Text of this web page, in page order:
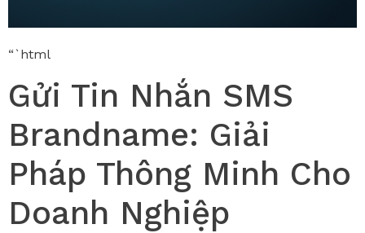
“`html
Gửi Tin Nhắn SMS
Brandname: Giải
Pháp Thông Minh Cho
Doanh Nghiệp